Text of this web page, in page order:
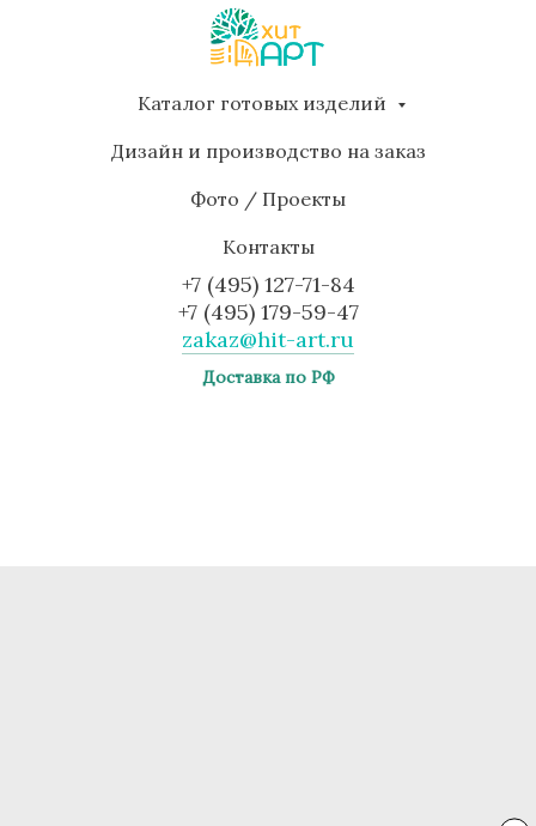
Каталог готовых изделий
Дизайн и производство на заказ
Фото / Проекты
Контакты
+7 (495) 127-71-84
+7 (495) 179-59-47
zakaz@hit-art.ru
Доставка по РФ